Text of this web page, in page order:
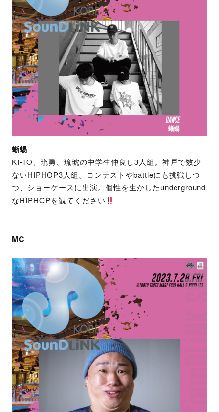
蜥蜴
KI-TO、琉勇、琉琥の中学生仲良し3人組。神戸で数少
ないHIPHOP3人組。コンテストやbattleにも挑戦しつ
つ、ショーケースに出演。個性を生かしたunderground
なHIPHOPを観てください
MC